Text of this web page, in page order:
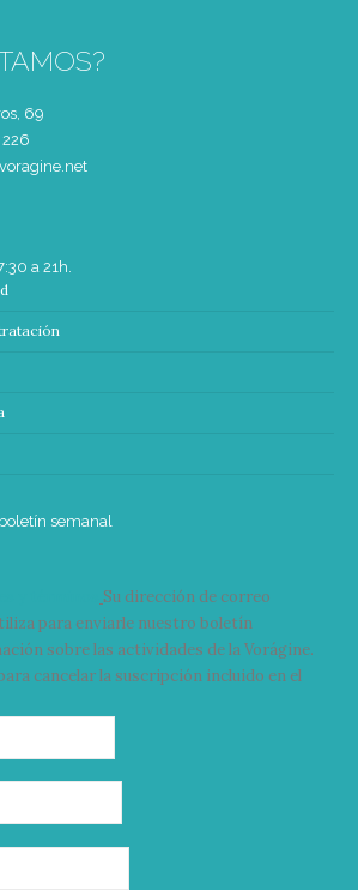
69
a 21h.
semanal
Su dirección de correo
para enviarle nuestro boletín
sobre las actividades de la Vorágine.
cancelar la suscripción incluido en el